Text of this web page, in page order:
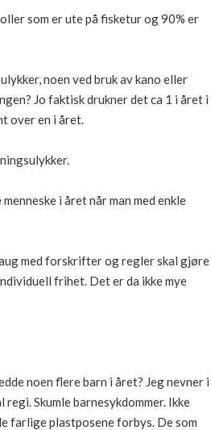
som er ute på fisketur og 90% er
noen ved bruk av kano eller
Jo faktisk drukner det ca 1 i året i
over en i året.
i året når man med enkle
med forskrifter og regler skal gjøre
frihet. Det er da ikke mye
noen flere barn i året? Jeg nevner i
Skumle barnesykdommer. Ikke
farlige plastposene forbys. De som